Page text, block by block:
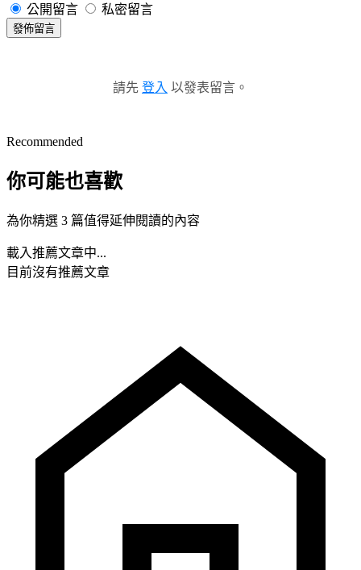
公開留言 私密留言
發佈留言
請先 登入 以發表留言。
Recommended
你可能也喜歡
為你精選 3 篇值得延伸閱讀的內容
載入推薦文章中...
目前沒有推薦文章